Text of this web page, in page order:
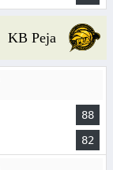
KB Peja
88
82